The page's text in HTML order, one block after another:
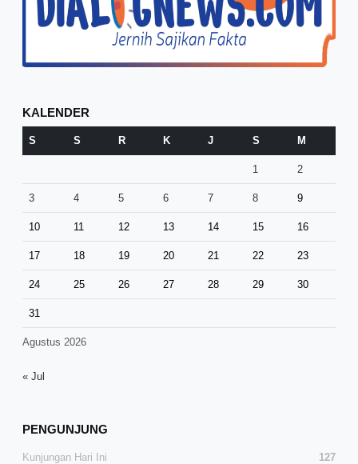
KALENDER
Agustus 2026
S S R K J S M
1 2
3 4 5 6 7 8 9
10 11 12 13 14 15 16
17 18 19 20 21 22 23
24 25 26 27 28 29 30
31
« Jul
PENGUNJUNG
Kunjungan Hari Ini 127